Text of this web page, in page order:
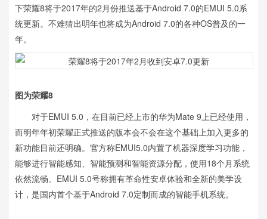
下荣耀8将于2017年的2月份推送基于Android 7.0的EMUI 5.0系
统更新。不难猜出明年也将成为Android 7.0的各种OS普及的一
年。
图为荣耀8
对于EMUI 5.0，在目前已经上市的华为Mate 9上已经使用，
而明年年初荣耀正式推送的版本会不会在这个基础上加入更多的
新功能目前还明确。官方称EMUI5.0内置了机器深度学习功能，
能够进行智能感知、智能预测和智能资源分配，使用18个月系统
依然流畅。EMUI 5.0号称拥有革命性安卓体验和全新的美学设
计，是国内首个基于Android 7.0定制而成的智能手机系统。